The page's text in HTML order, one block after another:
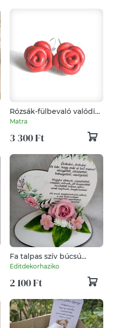
Rózsák-fülbevaló valódi
bőrből
Matra
3 300 Ft
Fa talpas szív búcsú
ajándék óvónéniknek
Editdekorhaziko
2 100 Ft